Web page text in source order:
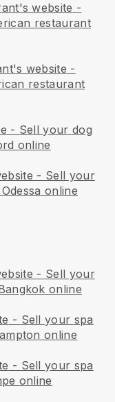
website -
restaurant
website -
restaurant
- Sell your dog
online
- Sell your
online
- Sell your
online
- Sell your spa
online
- Sell your spa
online